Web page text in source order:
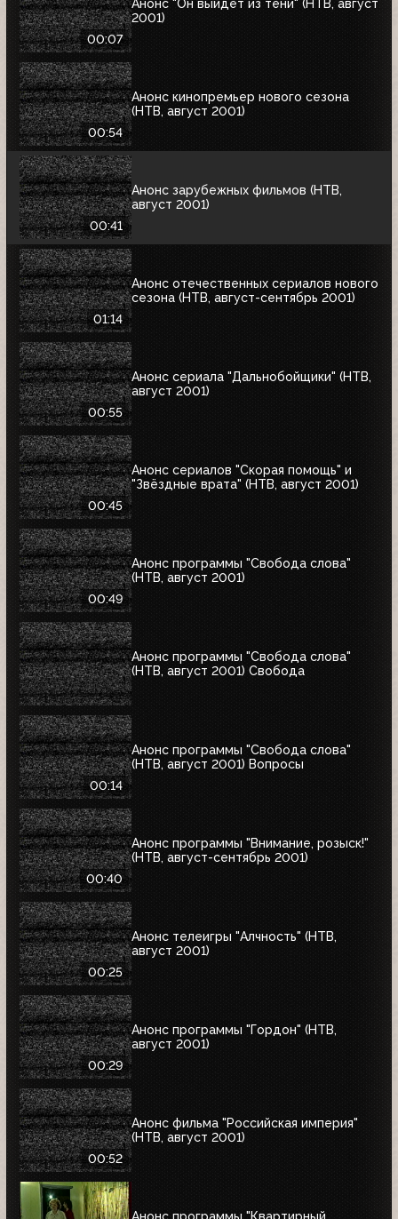
00:07
Анонс "Он выйдет из тени" (НТВ, август
2001)
00:54
Анонс кинопремьер нового сезона
(НТВ, август 2001)
00:41
Анонс зарубежных фильмов (НТВ,
август 2001)
01:14
Анонс отечественных сериалов нового
сезона (НТВ, август-сентябрь 2001)
00:55
Анонс сериала "Дальнобойщики" (НТВ,
август 2001)
00:45
Анонс сериалов "Скорая помощь" и
"Звёздные врата" (НТВ, август 2001)
00:49
Анонс программы "Свобода слова"
(НТВ, август 2001)
Анонс программы "Свобода слова"
(НТВ, август 2001) Свобода
00:14
Анонс программы "Свобода слова"
(НТВ, август 2001) Вопросы
00:40
Анонс программы "Внимание, розыск!"
(НТВ, август-сентябрь 2001)
00:25
Анонс телеигры "Алчность" (НТВ,
август 2001)
00:29
Анонс программы "Гордон" (НТВ,
август 2001)
00:52
Анонс фильма "Российская империя"
(НТВ, август 2001)